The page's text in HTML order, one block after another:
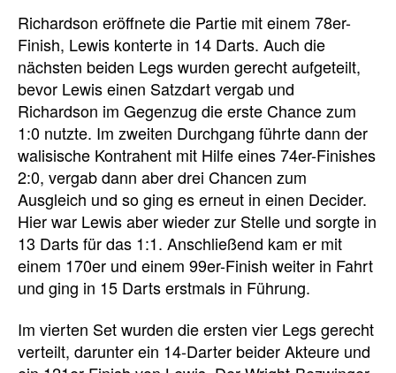
Richardson eröffnete die Partie mit einem 78er-
Finish, Lewis konterte in 14 Darts. Auch die
nächsten beiden Legs wurden gerecht aufgeteilt,
bevor Lewis einen Satzdart vergab und
Richardson im Gegenzug die erste Chance zum
1:0 nutzte. Im zweiten Durchgang führte dann der
walisische Kontrahent mit Hilfe eines 74er-Finishes
2:0, vergab dann aber drei Chancen zum
Ausgleich und so ging es erneut in einen Decider.
Hier war Lewis aber wieder zur Stelle und sorgte in
13 Darts für das 1:1. Anschließend kam er mit
einem 170er und einem 99er-Finish weiter in Fahrt
und ging in 15 Darts erstmals in Führung.
Im vierten Set wurden die ersten vier Legs gerecht
verteilt, darunter ein 14-Darter beider Akteure und